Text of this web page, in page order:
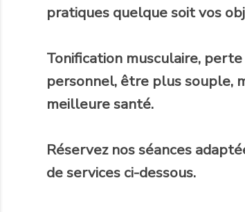
pratiques quelque soit vos
Tonification musculaire,
personnel, être plus souple,
meilleure santé.
Réservez nos séances
de services ci-dessous.